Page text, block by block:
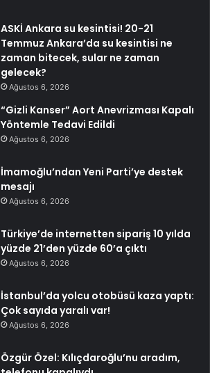
ASKİ Ankara su kesintisi! 20-21
Temmuz Ankara’da su kesintisi ne
zaman bitecek, sular ne zaman
gelecek?
Ağustos 6, 2026
“Gizli Kanser” Aort Anevrizması Kapalı
Yöntemle Tedavi Edildi
Ağustos 6, 2026
İmamoğlu’ndan Yeni Parti’ye destek
mesajı
Ağustos 6, 2026
Türkiye’de internetten sipariş 10 yılda
yüzde 21’den yüzde 60’a çıktı
Ağustos 6, 2026
İstanbul’da yolcu otobüsü kaza yaptı:
Çok sayıda yaralı var!
Ağustos 6, 2026
Özgür Özel: Kılıçdaroğlu’nu aradım,